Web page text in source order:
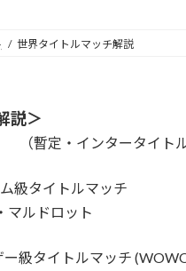
世界タイトルマッチ解説
説＞
タイトルマッ
級タイトルマッチ
ルドロット
級タイトルマッチ